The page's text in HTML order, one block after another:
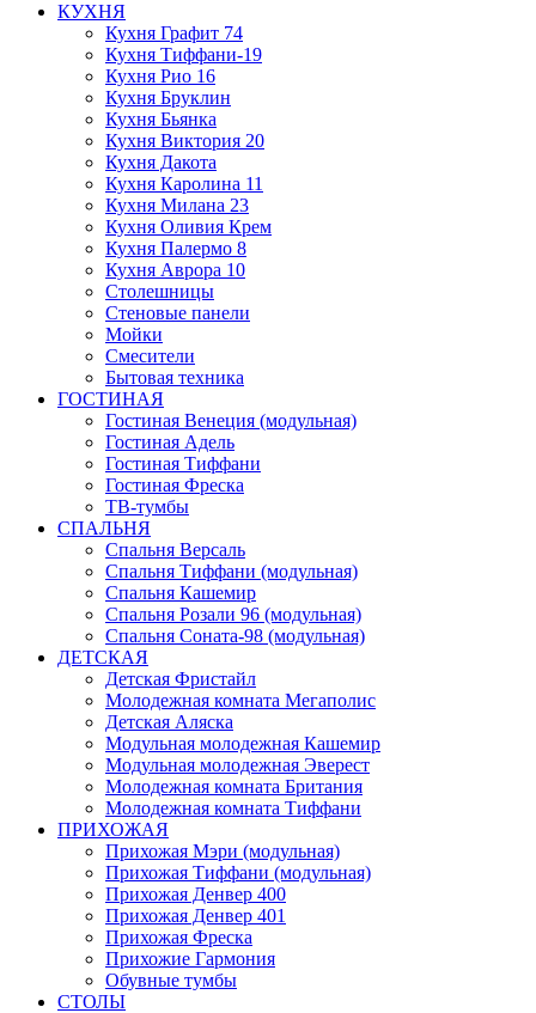
КУХНЯ
Кухня Графит 74
Кухня Тиффани-19
Кухня Рио 16
Кухня Бруклин
Кухня Бьянка
Кухня Виктория 20
Кухня Дакота
Кухня Каролина 11
Кухня Милана 23
Кухня Оливия Крем
Кухня Палермо 8
Кухня Аврора 10
Столешницы
Стеновые панели
Мойки
Смесители
Бытовая техника
ГОСТИНАЯ
Гостиная Венеция (модульная)
Гостиная Адель
Гостиная Тиффани
Гостиная Фреска
ТВ-тумбы
СПАЛЬНЯ
Спальня Версаль
Спальня Тиффани (модульная)
Спальня Кашемир
Спальня Розали 96 (модульная)
Спальня Соната-98 (модульная)
ДЕТСКАЯ
Детская Фристайл
Молодежная комната Мегаполис
Детская Аляска
Модульная молодежная Кашемир
Модульная молодежная Эверест
Молодежная комната Британия
Молодежная комната Тиффани
ПРИХОЖАЯ
Прихожая Мэри (модульная)
Прихожая Тиффани (модульная)
Прихожая Денвер 400
Прихожая Денвер 401
Прихожая Фреска
Прихожие Гармония
Обувные тумбы
СТОЛЫ